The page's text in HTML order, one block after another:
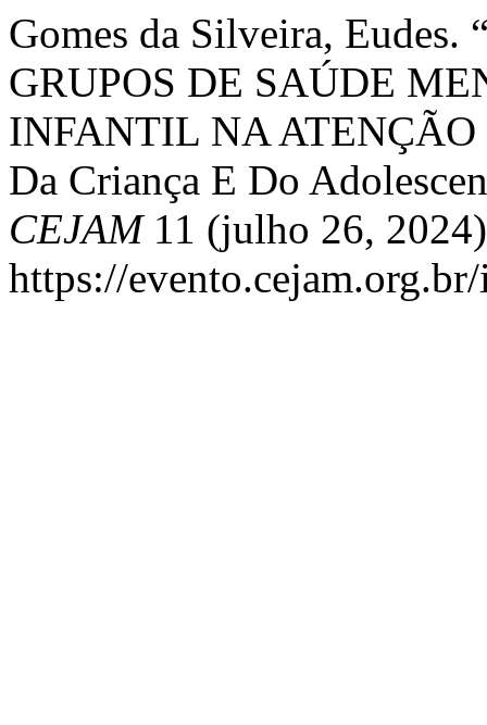
Gomes da Silveira,
GRUPOS DE SAÚDE
INFANTIL NA
Da Criança E Do
CEJAM11 (julho 26,
https://